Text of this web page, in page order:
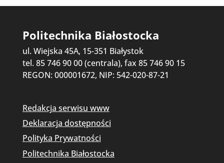
Politechnika Białostocka
ul. Wiejska 45A, 15-351 Białystok
tel. 85 746 90 00 (centrala), fax 85 746 90 15
REGON: 000001672, NIP: 542-020-87-21
Redakcja serwisu www
Deklaracja dostępności
Polityka Prywatności
Politechnika Białostocka